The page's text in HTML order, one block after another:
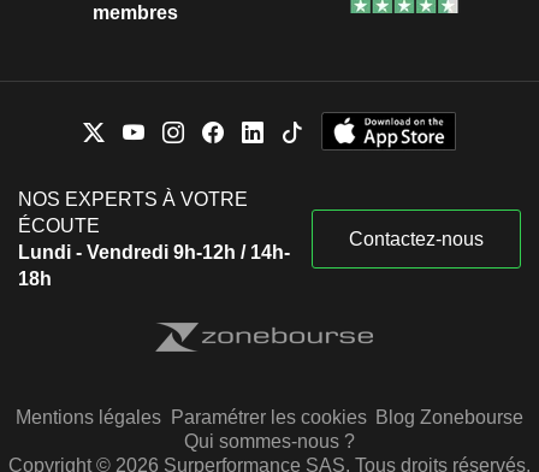
membres
NOS EXPERTS À VOTRE
ÉCOUTE
Lundi - Vendredi 9h-12h / 14h-
18h
Contactez-nous
Mentions légales Paramétrer les cookies Blog Zonebourse
Qui sommes-nous ?
Copyright © 2026 Surperformance SAS. Tous droits réservés.